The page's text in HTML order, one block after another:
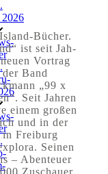
2026
Bücher.
ist seit Jah­
Vor­trag
Band
„99 x
Seit Jah­ren
einem gro­ßen
und in der
Frei­burg
Sei­nen
– Aben­teu­er
Zuschau­er.